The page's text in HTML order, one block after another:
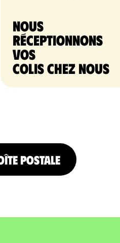
nous
réceptionnons
vos
colis chez nous
POSTALE